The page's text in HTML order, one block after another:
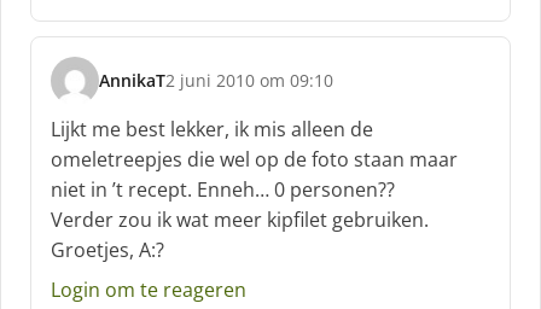
AnnikaT
s
c
h
r
e
e
f
2 juni 2010 om 09:10
Lijkt me best lekker, ik mis alleen de
omeletreepjes die wel op de foto staan maar
niet in ’t recept. Enneh… 0 personen??
Verder zou ik wat meer kipfilet gebruiken.
Groetjes, A:?
Login om te reageren